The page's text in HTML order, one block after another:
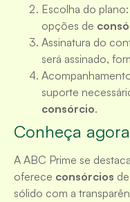
Escolha do
opções de
Assinatura do
será assinado,
suporte
consórcio.
Conheça
A ABC Prime se
oferece consórcios
sólido com a